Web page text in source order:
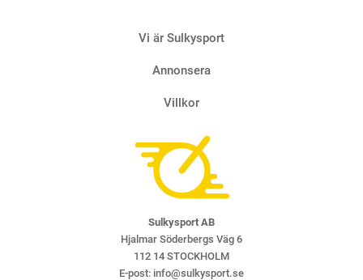
Vi är Sulkysport
Annonsera
Villkor
Sulkysport AB
Hjalmar Söderbergs Väg 6
112 14 STOCKHOLM
E-post: info@sulkysport.se